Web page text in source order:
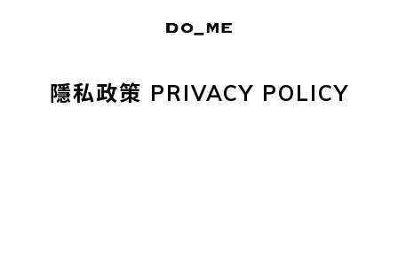
隱私政策 PRIVACY POLICY